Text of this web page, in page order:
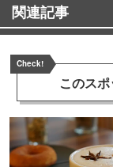
関連記事
Check!
このス